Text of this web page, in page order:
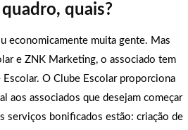
quais?
economicamente muita gente. Mas
e ZNK Marketing, o associado tem
O Clube Escolar proporciona
aos associados que desejam começar
serviços bonificados estão: criação de